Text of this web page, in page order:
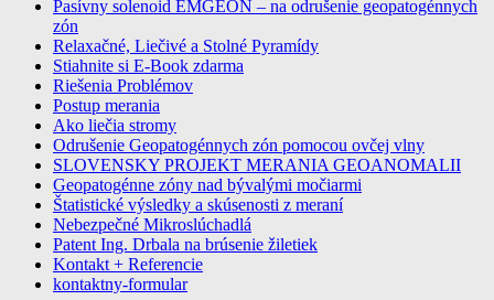
zdarma
Pasívny solenoid EMGEON – na odrušenie geopatogénnych
zón
Relaxačné, Liečivé a Stolné Pyramídy
Stiahnite si E-Book zdarma
Riešenia Problémov
Postup merania
Ako liečia stromy
Odrušenie Geopatogénnych zón pomocou ovčej vlny
SLOVENSKY PROJEKT MERANIA GEOANOMALII
Geopatogénne zóny nad bývalými močiarmi
Štatistické výsledky a skúsenosti z meraní
Nebezpečné Mikroslúchadlá
Patent Ing. Drbala na brúsenie žiletiek
Kontakt + Referencie
kontaktny-formular